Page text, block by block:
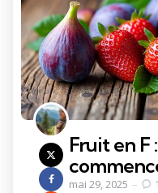
Fruit en F
mai 29, 2025 1